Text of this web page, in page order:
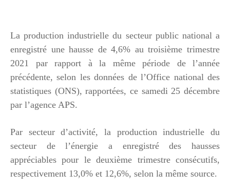
La production industrielle du secteur public national a
enregistré une hausse de 4,6% au troisième trimestre
2021 par rapport à la même période de l’année
précédente, selon les données de l’Office national des
statistiques (ONS), rapportées, ce samedi 25 décembre
par l’agence APS.
Par secteur d’activité, la production industrielle du
secteur de l’énergie a enregistré des hausses
appréciables pour le deuxième trimestre consécutifs,
respectivement 13,0% et 12,6%, selon la même source.